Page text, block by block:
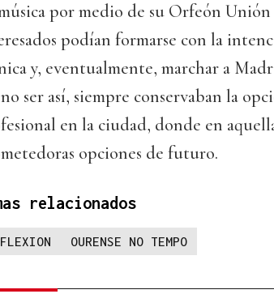
por medio de su Orfeón
podían formarse con la
y, eventualmente, marchar a
ser así, siempre conservaban la
en la ciudad, donde en
opciones de futuro.
relacionados
OURENSE NO TEMPO